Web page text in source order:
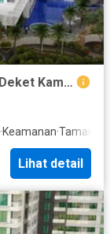
Ready Stock Apartemen Baru Murah, Deket Kampus dan Mall
·Keamanan·Taman
Lihat detail